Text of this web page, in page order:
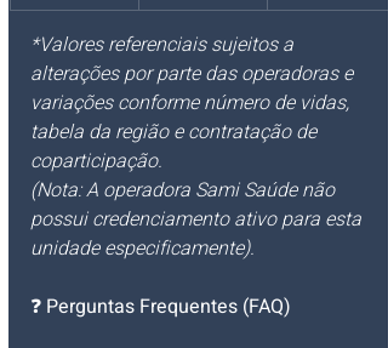
*Valores referenciais sujeitos a
alterações por parte das operadoras e
variações conforme número de vidas,
tabela da região e contratação de
coparticipação.
(Nota: A operadora Sami Saúde não
possui credenciamento ativo para esta
unidade especificamente).
❓ Perguntas Frequentes (FAQ)